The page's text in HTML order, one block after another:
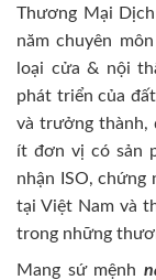
Thương Mại
năm chuyên
loại cửa & nội
phát triển của
và trưởng thành,
ít đơn vị có sản
nhận ISO, chứng
tại Việt Nam và
trong những
Mang sứ mệnh